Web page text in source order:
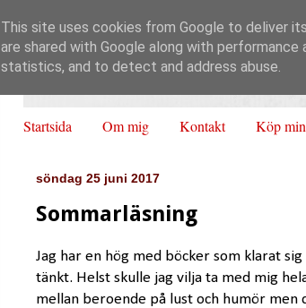
Startsida Om mig Kontakt Köp
söndag 25 juni 2017
Sommarläsning
Jag har en hög med böcker som klarat
tänkt. Helst skulle jag vilja ta med mig
mellan beroende på lust och humör
This site uses cookies from Google to deliver
are shared with Google along with
statistics, and to detect and address abuse.